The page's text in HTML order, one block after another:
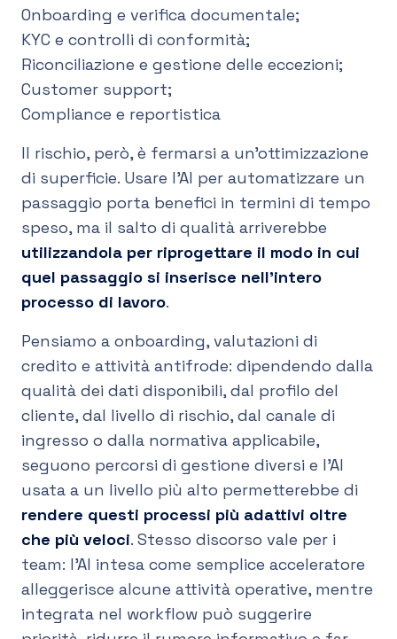
Onboarding e verifica documentale;
KYC e controlli di conformità;
Riconciliazione e gestione delle eccezioni;
Customer support;
Compliance e reportistica
Il rischio, però, è fermarsi a un’ottimizzazione
di superficie. Usare l’AI per automatizzare un
passaggio porta benefici in termini di tempo
speso, ma il salto di qualità arriverebbe
utilizzandola per riprogettare il modo in cui
quel passaggio si inserisce nell’intero
processo di lavoro.
Pensiamo a onboarding, valutazioni di
credito e attività antifrode: dipendendo dalla
qualità dei dati disponibili, dal profilo del
cliente, dal livello di rischio, dal canale di
ingresso o dalla normativa applicabile,
seguono percorsi di gestione diversi e l’AI
usata a un livello più alto permetterebbe di
rendere questi processi più adattivi oltre
che più veloci. Stesso discorso vale per i
team: l’AI intesa come semplice acceleratore
alleggerisce alcune attività operative, mentre
integrata nel workflow può suggerire